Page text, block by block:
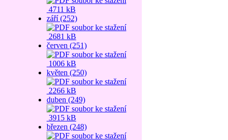
4711 kB
září (252)
2681 kB
červen (251)
1006 kB
květen (250)
2266 kB
duben (249)
3915 kB
březen (248)